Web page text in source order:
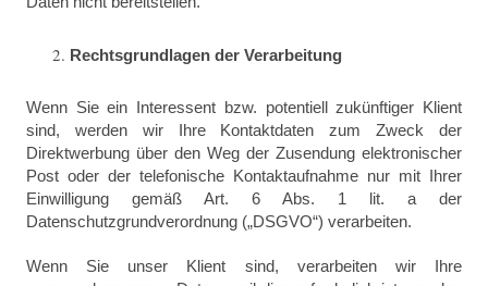
Rechtsgrundlagen der Verarbeitung
Wenn Sie ein Interessent bzw. potentiell zukünftiger Klient
sind, werden wir Ihre Kontaktdaten zum Zweck der
Direktwerbung über den Weg der Zusendung elektronischer
Post oder der telefonische Kontaktaufnahme nur mit Ihrer
Einwilligung gemäß Art. 6 Abs. 1 lit. a der
Datenschutzgrundverordnung („DSGVO“) verarbeiten.
Wenn Sie unser Klient sind, verarbeiten wir Ihre